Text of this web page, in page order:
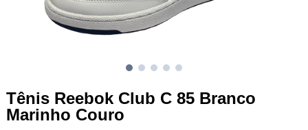
Tênis Reebok Club C 85 Branco
Marinho Couro